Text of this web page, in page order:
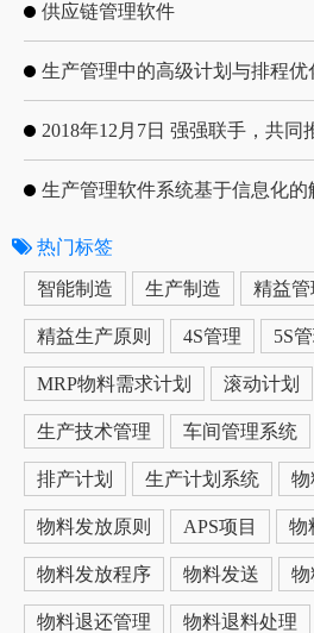
供应链管理软件
生产管理中的高级计划与排程优
热门标签
智能制造 生产制造 精益管
精益生产原则 4S管理 5S
MRP物料需求计划 滚动计划
生产技术管理 车间管理系统
排产计划 生产计划系统 物
物料发放原则 APS项目 物
物料发放程序 物料发送 物
物料退还管理 物料退料处理